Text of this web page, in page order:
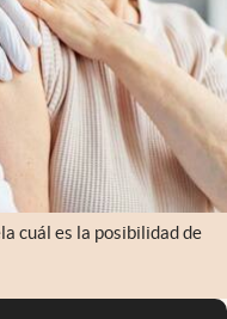
cuál es la posibilidad de